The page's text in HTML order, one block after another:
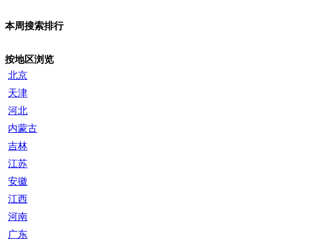
本周搜索排行
按地区浏览
北京
天津
河北
内蒙古
吉林
江苏
安徽
江西
河南
广东